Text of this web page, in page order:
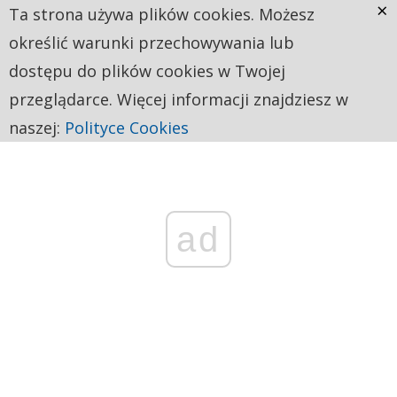
ad
Ta strona używa plików cookies. Możesz
określić warunki przechowywania lub
dostępu do plików cookies w Twojej
przeglądarce. Więcej informacji znajdziesz w
naszej: Polityce Cookies
×